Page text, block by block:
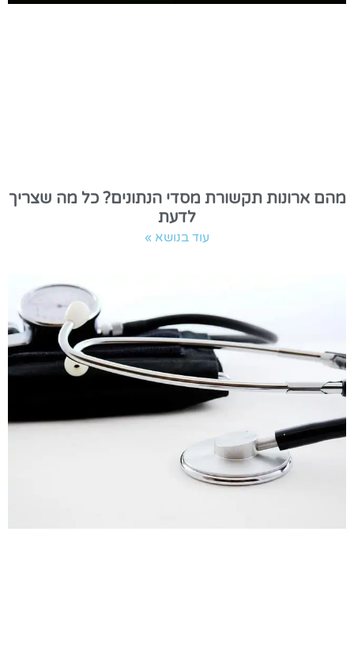
מהם ארונות תקשורת מסדי הנתונים? כל מה שצריך
לדעת
עוד בנושא »